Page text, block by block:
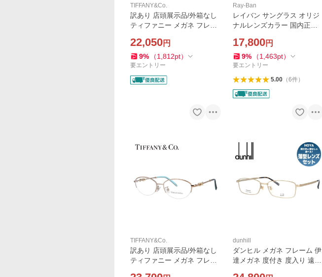
TIFFANY&Co.
訳あり 店頭展示品/外箱なし
ティファニー メガネ フレー
眼鏡 度付き ブルーライトカ
ット Tiffany & Co. TF2210D
8055 52 眼鏡
22,050円
9% （1,812pt）
要エントリー
Ray-Ban
レイバン サングラス オリジ
ナルレンズカラー 国内正規
ィット Ray-Ban RX5279F 2
000 55サイズ プレゼント ギ
フト
17,800円
9% （1,463pt）
要エントリー
5.00（6件）
TIFFANY&Co.
訳あり 店頭展示品/外箱なし
ティファニー メガネ フレー
dunhill
ダンヒル メガネ フレーム 伊
達メガネ 度付き 度入り 遠近